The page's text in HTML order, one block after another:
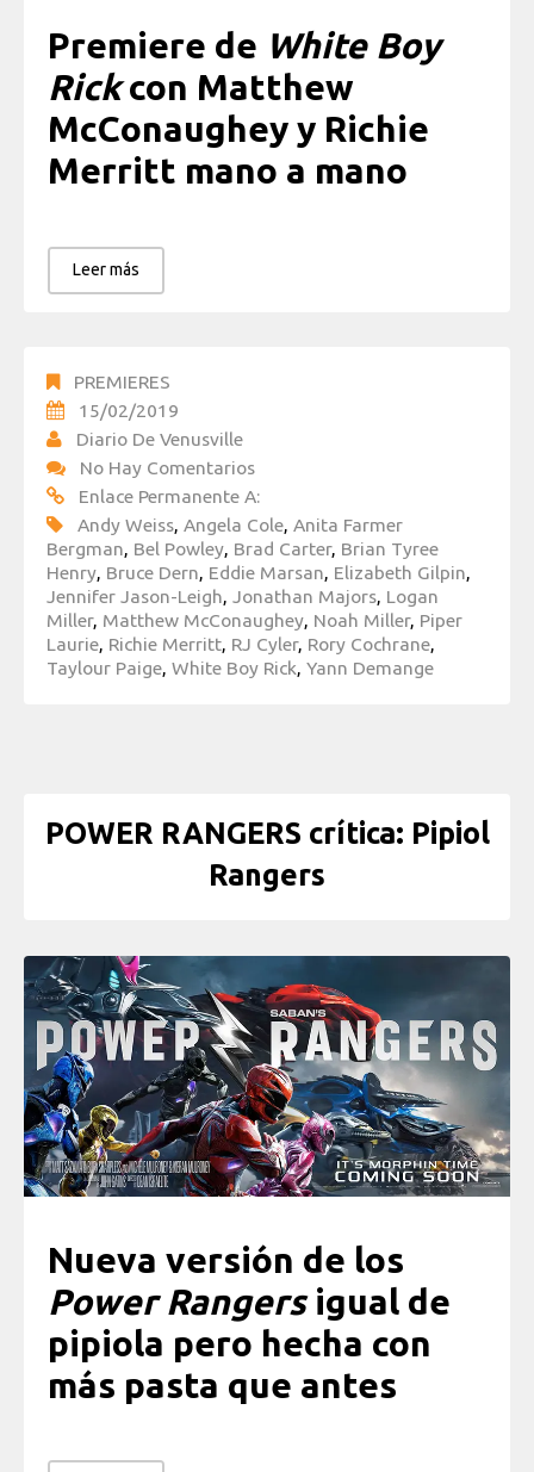
Premiere de White Boy
Rickcon Matthew
McConaughey y Richie
Merritt mano a mano
Leer más
PREMIERES
15/02/2019
Diario De Venusville
No Hay Comentarios
Enlace Permanente A:
Andy Weiss, Angela Cole, Anita Farmer
Bergman, Bel Powley, Brad Carter, Brian Tyree
Henry, Bruce Dern, Eddie Marsan, Elizabeth Gilpin,
Jennifer Jason-Leigh, Jonathan Majors, Logan
Miller, Matthew McConaughey, Noah Miller, Piper
Laurie, Richie Merritt, RJ Cyler, Rory Cochrane,
Taylour Paige, White Boy Rick, Yann Demange
POWER RANGERS crítica: Pipiol
Rangers
Nueva versión de los
Power Rangersigual de
pipiola pero hecha con
más pasta que antes